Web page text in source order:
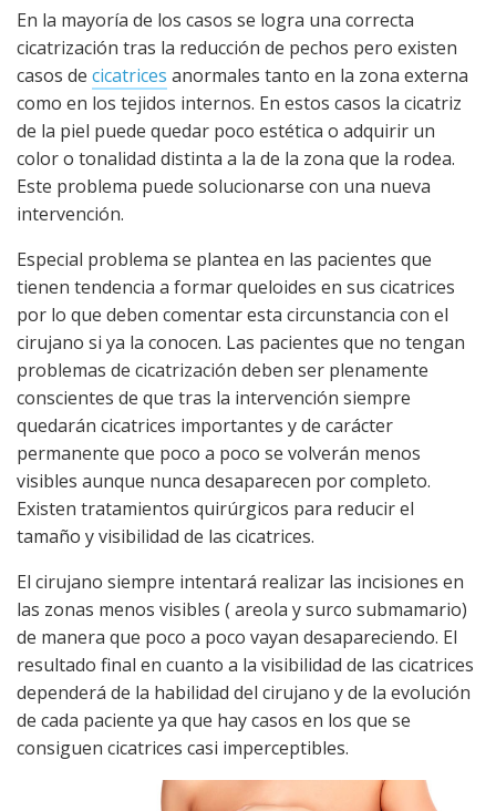
En la mayoría de los casos se logra una correcta
cicatrización tras la reducción de pechos pero existen
casos de cicatrices anormales tanto en la zona externa
como en los tejidos internos. En estos casos la cicatriz
de la piel puede quedar poco estética o adquirir un
color o tonalidad distinta a la de la zona que la rodea.
Este problema puede solucionarse con una nueva
intervención.
Especial problema se plantea en las pacientes que
tienen tendencia a formar queloides en sus cicatrices
por lo que deben comentar esta circunstancia con el
cirujano si ya la conocen. Las pacientes que no tengan
problemas de cicatrización deben ser plenamente
conscientes de que tras la intervención siempre
quedarán cicatrices importantes y de carácter
permanente que poco a poco se volverán menos
visibles aunque nunca desaparecen por completo.
Existen tratamientos quirúrgicos para reducir el
tamaño y visibilidad de las cicatrices.
El cirujano siempre intentará realizar las incisiones en
las zonas menos visibles ( areola y surco submamario)
de manera que poco a poco vayan desapareciendo. El
resultado final en cuanto a la visibilidad de las cicatrices
dependerá de la habilidad del cirujano y de la evolución
de cada paciente ya que hay casos en los que se
consiguen cicatrices casi imperceptibles.